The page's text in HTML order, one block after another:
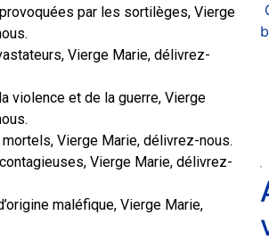
par les sortilèges, Vierge
Vierge Marie, délivrez-
violence et de la guerre, Vierge
Vierge Marie, délivrez-nous.
Vierge Marie, délivrez-
maléfique, Vierge Marie,